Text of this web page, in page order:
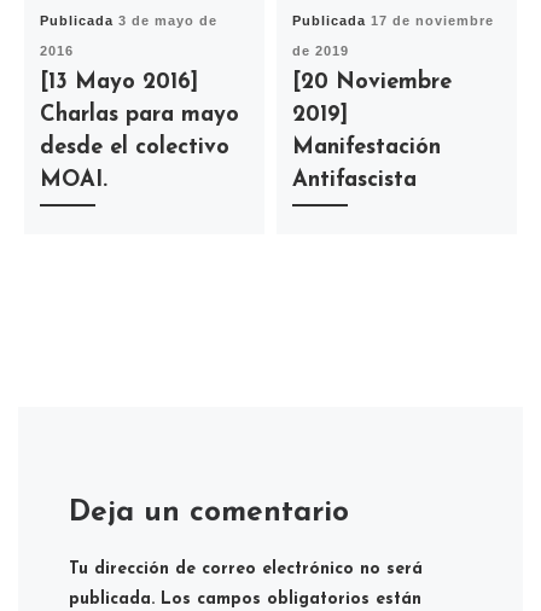
Publicada3 de mayo de
2016
[13 Mayo 2016]
Charlas para mayo
desde el colectivo
MOAI.
Publicada17 de noviembre
de 2019
[20 Noviembre
2019]
Manifestación
Antifascista
Deja un comentario
Tu dirección de correo electrónico no será
publicada. Los campos obligatorios están